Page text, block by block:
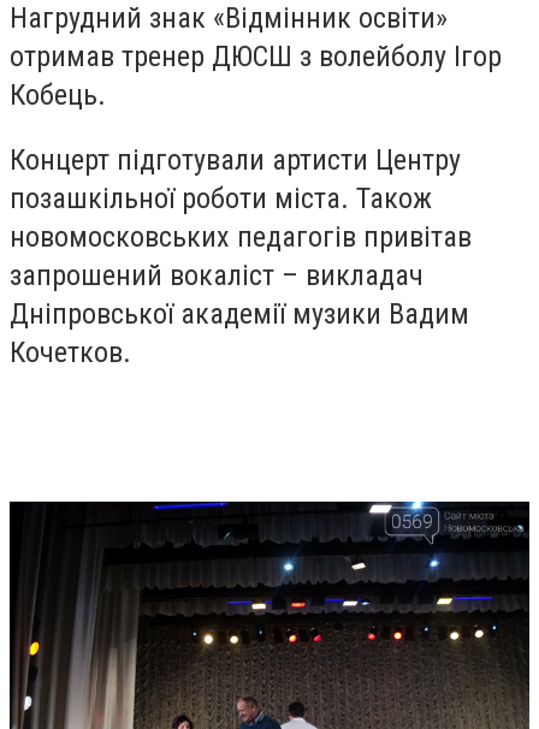
Нагрудний знак «Відмінник освіти»
отримав тренер ДЮСШ з волейболу Ігор
Кобець.
Концерт підготували артисти Центру
позашкільної роботи міста. Також
новомосковських педагогів привітав
запрошений вокаліст – викладач
Дніпровської академії музики Вадим
Кочетков.